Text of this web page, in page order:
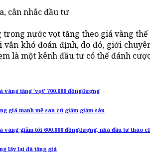
cân nhắc đầu tư
trong nước vọt tăng theo giá vàng
khó đoán định, do đó, giới
là một kênh đầu tư có thể đánh
vàng tăng 'vọt' 700.000 đồng/lượng
giá mạnh mẽ sau cú giảm giảm sâu
vàng giảm tới 600.000 đồng/lượng, nhà đầu tư tháo
lấy lại đà tăng giá